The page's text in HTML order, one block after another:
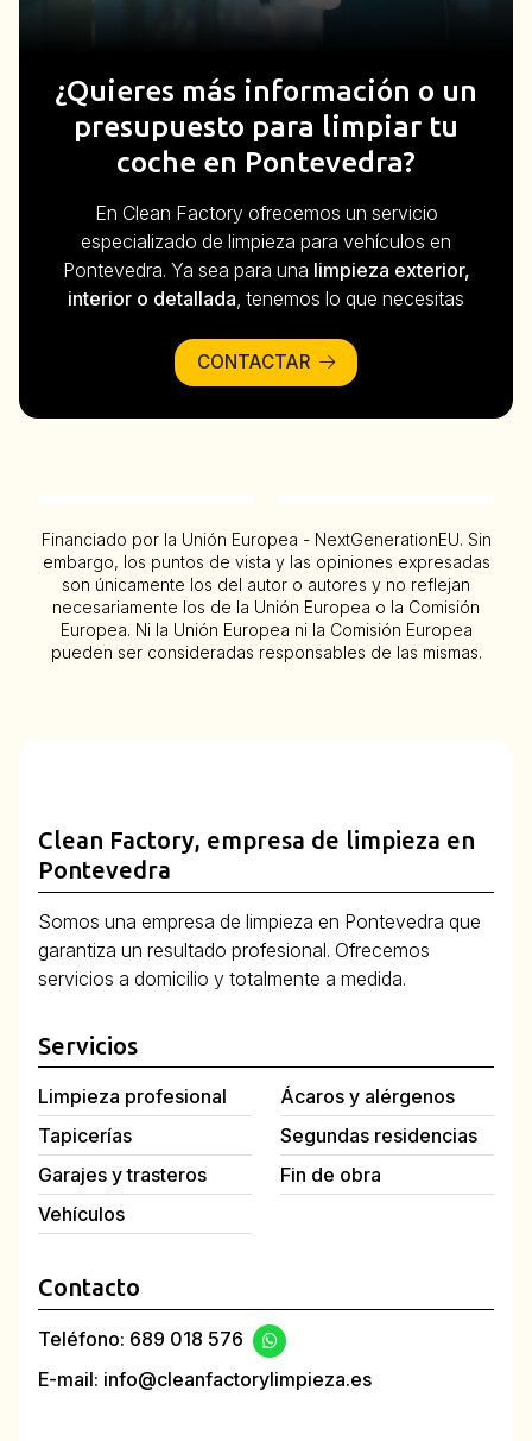
¿Quieres más información o un
presupuesto para limpiar tu
coche en Pontevedra?
En Clean Factory ofrecemos un servicio
especializado de limpieza para vehículos en
Pontevedra. Ya sea para una limpieza exterior,
interior o detallada, tenemos lo que necesitas
CONTACTAR
Financiado por la Unión Europea - NextGenerationEU. Sin
embargo, los puntos de vista y las opiniones expresadas
son únicamente los del autor o autores y no reflejan
necesariamente los de la Unión Europea o la Comisión
Europea. Ni la Unión Europea ni la Comisión Europea
pueden ser consideradas responsables de las mismas.
Clean Factory, empresa de limpieza en
Pontevedra
Somos una empresa de limpieza en Pontevedra que
garantiza un resultado profesional. Ofrecemos
servicios a domicilio y totalmente a medida.
Servicios
Limpieza profesional
Ácaros y alérgenos
Tapicerías
Segundas residencias
Garajes y trasteros
Fin de obra
Vehículos
Contacto
Teléfono: 689 018 576
E-mail: info@cleanfactorylimpieza.es